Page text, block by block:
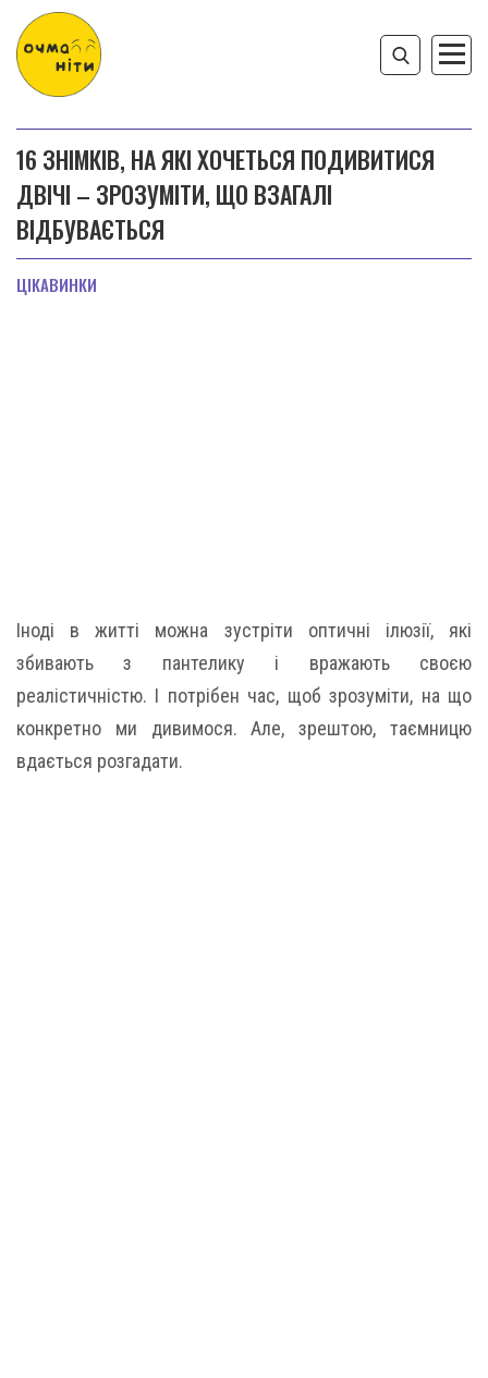
16 ЗНІМКІВ, НА ЯКІ ХОЧЕТЬСЯ ПОДИВИТИСЯ
ДВІЧІ – ЗРОЗУМІТИ, ЩО ВЗАГАЛІ
ВІДБУВАЄТЬСЯ
ЦІКАВИНКИ
Іноді в житті можна зустріти оптичні ілюзії, які
збивають з пантелику і вражають своєю
реалістичністю. І потрібен час, щоб зрозуміти, на що
конкретно ми дивимося. Але, зрештою, таємницю
вдається розгадати.